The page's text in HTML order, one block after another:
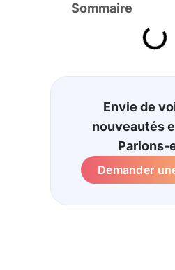
Sommaire
Envie de
nouveautés
Parlons-
Demander